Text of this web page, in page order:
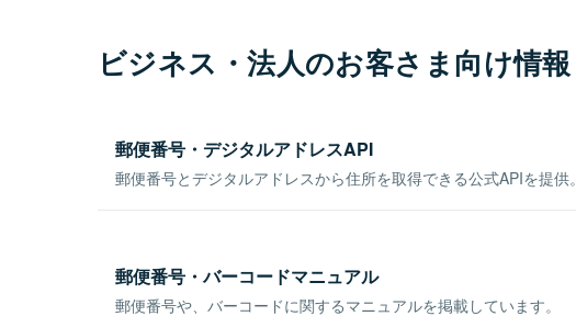
ビジネス・法人のお客さま向け情報
郵便番号・デジタルアドレスAPI
郵便番号とデジタルアドレスから住所を取得できる公式APIを提供。
郵便番号・バーコードマニュアル
郵便番号や、バーコードに関するマニュアルを掲載しています。